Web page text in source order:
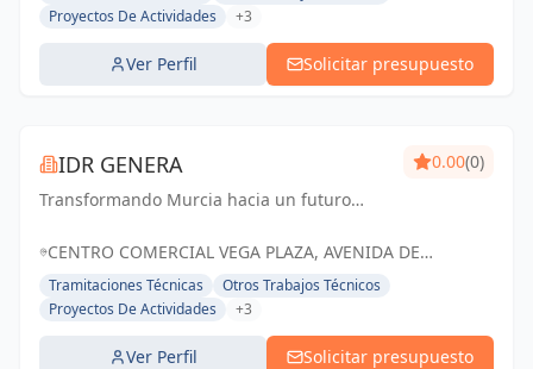
Proyectos De Actividades
+3
Ver Perfil Solicitar presupuesto
IDR GENERA
Transformando Murcia hacia un futuro
renovables y eficientes.
0.00(0)
CENTRO COMERCIAL VEGA PLAZA, AVENIDA DE
GRANADA, MOLINA DE SEGURA, MURCIA, ESPAÑA,
España
Tramitaciones Técnicas
Otros Trabajos Técnicos
Proyectos De Actividades
+3
Ver Perfil Solicitar presupuesto